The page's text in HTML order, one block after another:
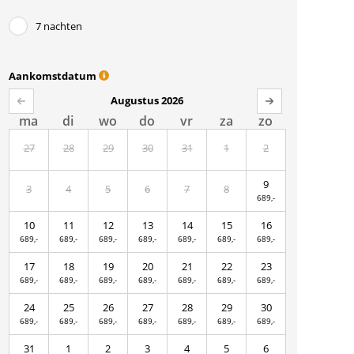
7 nachten
Aankomstdatum
Augustus 2026
ma di wo do vr za zo
27 28 29 30 31 1 2
3 4 5 6 7 8 9
689,-
10
689,-
11
689,-
12
689,-
13
689,-
14
689,-
15
689,-
16
689,-
17
689,-
18
689,-
19
689,-
20
689,-
21
689,-
22
689,-
23
689,-
24
689,-
25
689,-
26
689,-
27
689,-
28
689,-
29
689,-
30
689,-
31 1 2 3 4 5 6